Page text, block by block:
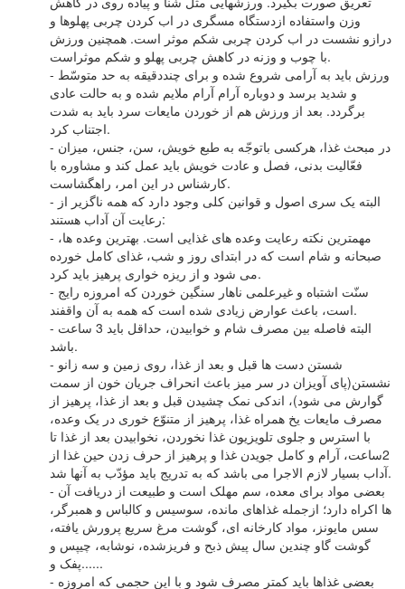
وزن واستفاده ازدستگاه مسگری در اب کردن چربی پهلوها و
درازو نشست در اب کردن چربی شکم موثر است. همچنین ورزش
با چوب و وزنه در کاهش چربی پهلو و شکم موثراست.
- ورزش باید به آرامی شروع شده و برای چنددقیقه به حد متوسّط
و شدید برسد و دوباره آرام آرام ملایم شده و به حالت عادی
برگردد. بعد از ورزش هم از خوردن مایعات سرد باید به شدت
اجتناب کرد.
- در مبحث غذا، هرکسی باتوجّه به طبع خویش، سن، جنس، میزان
فعّالیت بدنی، فصل و عادت خویش باید عمل کند و مشاوره با
کارشناس در این امر، راهگشاست.
- البته یک سری اصول و قوانین کلی وجود دارد که همه ناگزیر از
رعایت آن آداب هستند:
- مهمترین نکته رعایت وعده های غذایی است. بهترین وعده ها،
صبحانه و شام است که در ابتدای روز و شب، غذای کامل خورده
می شود و از ریزه خواری پرهیز باید کرد.
- سنّت اشتباه و غیرعلمی ناهار سنگین خوردن که امروزه رایج
است، باعث عوارض زیادی شده است که همه به آن واقفند.
- البته فاصله بین مصرف شام و خوابیدن، حداقل باید 3 ساعت
باشد.
- شستن دست ها قبل و بعد از غذا، روی زمین و سه زانو
نشستن(پای آویزان در سر میز باعث انحراف جریان خون از سمت
گوارش می شود)، اندکی نمک چشیدن قبل و بعد از غذا، پرهیز از
مصرف مایعات یخ همراه غذا، پرهیز از متنوّع خوری در یک وعده،
با استرس و جلوی تلویزیون غذا نخوردن، نخوابیدن بعد از غذا تا
2ساعت، آرام و کامل جویدن غذا و پرهیز از حرف زدن حین غذا از
آداب بسیار لازم الاجرا می باشد که به تدریج باید مؤدّب به آنها شد.
- بعضی مواد برای معده، سم مهلک است و طبیعت از دریافت آن
ها اکراه دارد؛ ازجمله غذاهای مانده، سوسیس و کالباس و همبرگر،
سس مایونز، مواد کارخانه ای، گوشت مرغ سریع پرورش یافته،
گوشت گاو چندین سال پیش ذبح و فریزشده، نوشابه، چیپس و
پفک و......
- بعضی غذاها باید کمتر مصرف شود و با این حجمی که امروزه